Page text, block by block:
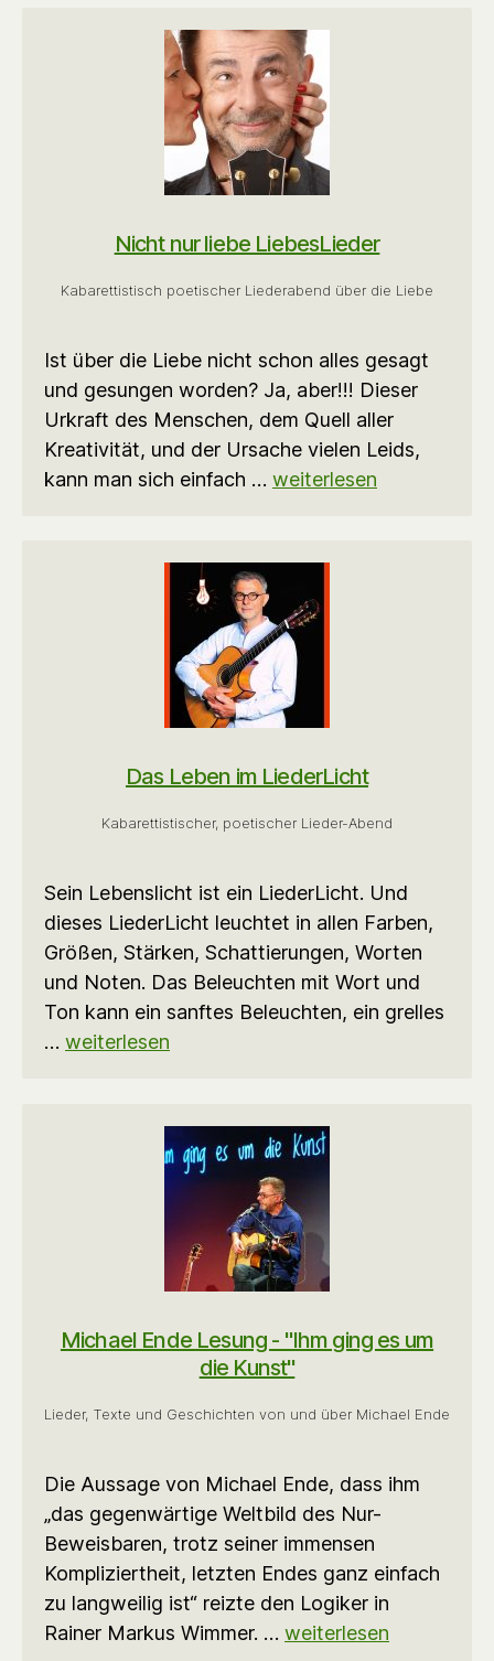
Nicht nur liebe LiebesLieder
Kabarettistisch poetischer Liederabend über die Liebe
Ist über die Liebe nicht schon alles gesagt
und gesungen worden? Ja, aber!!! Dieser
Urkraft des Menschen, dem Quell aller
Kreativität, und der Ursache vielen Leids,
kann man sich einfach … weiterlesen
Das Leben im LiederLicht
Kabarettistischer, poetischer Lieder-Abend
Sein Lebenslicht ist ein LiederLicht. Und
dieses LiederLicht leuchtet in allen Farben,
Größen, Stärken, Schattierungen, Worten
und Noten. Das Beleuchten mit Wort und
Ton kann ein sanftes Beleuchten, ein grelles
… weiterlesen
Michael Ende Lesung - "Ihm ging es um
die Kunst"
Lieder, Texte und Geschichten von und über Michael Ende
Die Aussage von Michael Ende, dass ihm
„das gegenwärtige Weltbild des Nur-
Beweisbaren, trotz seiner immensen
Kompliziertheit, letzten Endes ganz einfach
zu langweilig ist“ reizte den Logiker in
Rainer Markus Wimmer. … weiterlesen